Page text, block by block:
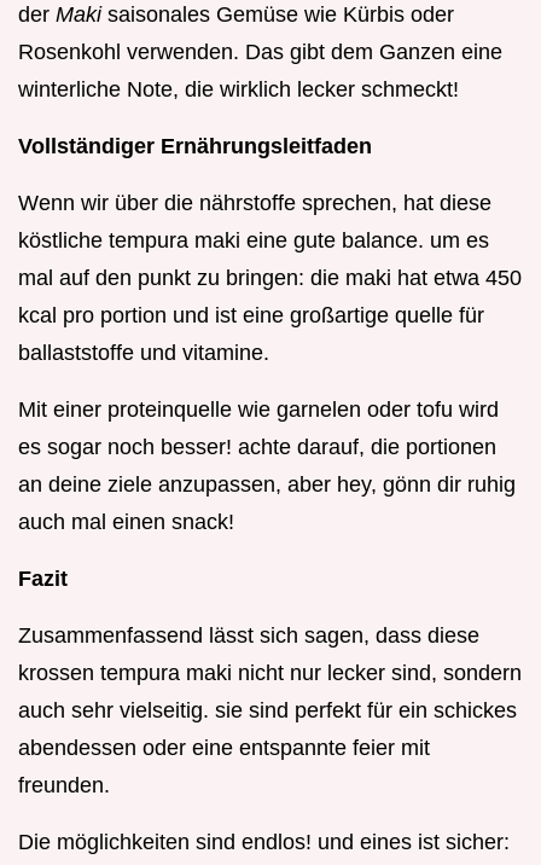
der Maki saisonales Gemüse wie Kürbis oder
Rosenkohl verwenden. Das gibt dem Ganzen eine
winterliche Note, die wirklich lecker schmeckt!
Vollständiger Ernährungsleitfaden
Wenn wir über die nährstoffe sprechen, hat diese
köstliche tempura maki eine gute balance. um es
mal auf den punkt zu bringen: die maki hat etwa 450
kcal pro portion und ist eine großartige quelle für
ballaststoffe und vitamine.
Mit einer proteinquelle wie garnelen oder tofu wird
es sogar noch besser! achte darauf, die portionen
an deine ziele anzupassen, aber hey, gönn dir ruhig
auch mal einen snack!
Fazit
Zusammenfassend lässt sich sagen, dass diese
krossen tempura maki nicht nur lecker sind, sondern
auch sehr vielseitig. sie sind perfekt für ein schickes
abendessen oder eine entspannte feier mit
freunden.
Die möglichkeiten sind endlos! und eines ist sicher: